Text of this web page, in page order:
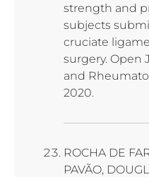
strength and
subjects
cruciate
surgery. Open
and
2020.
ROCHA DE
PAVÃO,